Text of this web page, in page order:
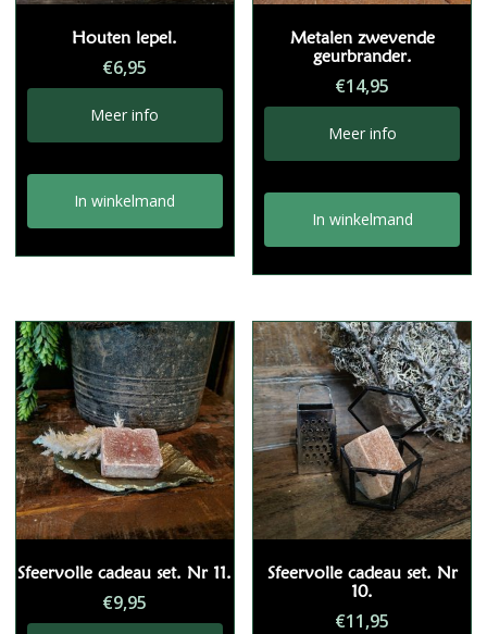
Houten lepel.
€6,95
Meer info
In winkelmand
Metalen zwevende
geurbrander.
€14,95
Meer info
In winkelmand
Sfeervolle cadeau set. Nr 11.
€9,95
Sfeervolle cadeau set. Nr
10.
€11,95